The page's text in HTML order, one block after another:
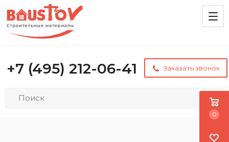
+7 (495) 212-06-41 Заказать звонок
0